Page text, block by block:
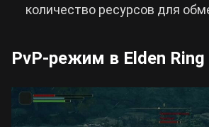
количество ресурсов для
PvP-режим в Elden Ring